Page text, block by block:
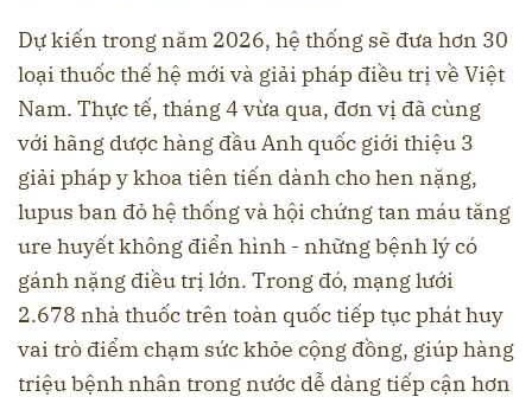
Dự kiến trong năm 2026, hệ thống sẽ đưa hơn 30
loại thuốc thế hệ mới và giải pháp điều trị về Việt
Nam. Thực tế, tháng 4 vừa qua, đơn vị đã cùng
với hãng dược hàng đầu Anh quốc giới thiệu 3
giải pháp y khoa tiên tiến dành cho hen nặng,
lupus ban đỏ hệ thống và hội chứng tan máu tăng
ure huyết không điển hình - những bệnh lý có
gánh nặng điều trị lớn. Trong đó, mạng lưới
2.678 nhà thuốc trên toàn quốc tiếp tục phát huy
vai trò điểm chạm sức khỏe cộng đồng, giúp hàng
triệu bệnh nhân trong nước dễ dàng tiếp cận hơn